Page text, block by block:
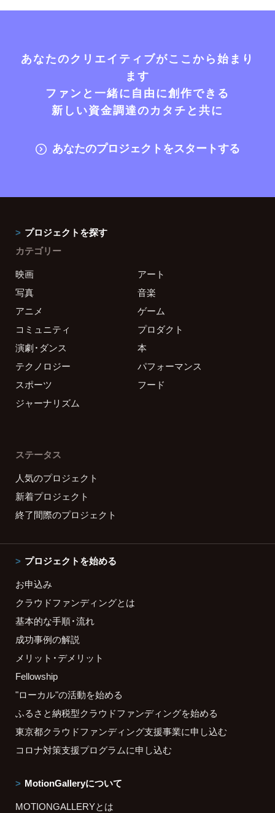
あなたのクリエイティブがここから始まり
ます
ファンと一緒に自由に創作できる
新しい資金調達のカタチと共に
あなたのプロジェクトをスタートする
プロジェクトを探す
カテゴリー
映画
アート
写真
音楽
アニメ
ゲーム
コミュニティ
プロダクト
演劇・ダンス
本
テクノロジー
パフォーマンス
スポーツ
フード
ジャーナリズム
ステータス
人気のプロジェクト
新着プロジェクト
終了間際のプロジェクト
プロジェクトを始める
お申込み
クラウドファンディングとは
基本的な手順・流れ
成功事例の解説
メリット・デメリット
Fellowship
"ローカル"の活動を始める
ふるさと納税型クラウドファンディングを始める
東京都クラウドファンディング支援事業に申し込む
コロナ対策支援プログラムに申し込む
MotionGalleryについて
MOTIONGALLERYとは